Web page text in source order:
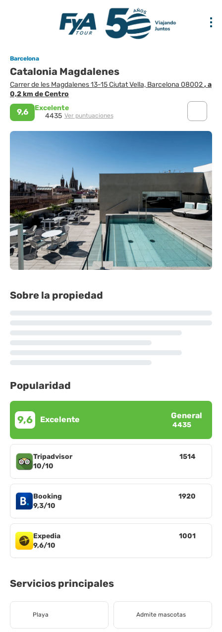
Barcelona
Catalonia Magdalenes
Carrer de les Magdalenes 13-15 Ciutat Vella, Barcelona 08002, a
0,2 km de Centro
9,6
Excelente
4435 Ver puntuaciones
Sobre la propiedad
Popularidad
9,6 Excelente General
4435
Tripadvisor
10/10
1514
Booking
9,3/10
1920
Expedia
9,6/10
1001
Servicios principales
Playa Admite mascotas